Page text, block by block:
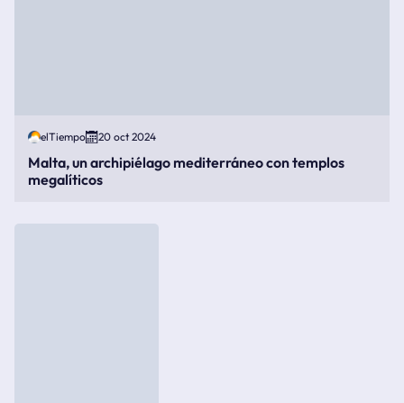
elTiempo 20 oct 2024
Malta, un archipiélago mediterráneo con templos
megalíticos